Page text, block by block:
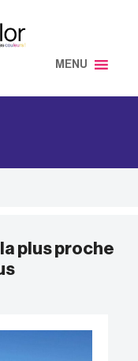
MENU
plus proche